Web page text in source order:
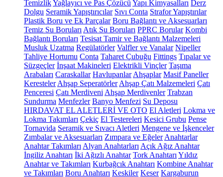
TemizlikYağlayıcı ve Pas Çözücü Yapı Kimyasalları Derz
Dolgu Seramik Yapıştırıcılar Sıvı Conta Strafor Yapıştırılar
Plastik Boru ve Ek Parçalar Boru Bağlantı ve Aksesuarları
Temiz Su Boruları Atık Su Boruları PPRC Borular Kombi
Bağlantı Boruları Tesisat Tamir ve Bağlantı Malzemeleri
Musluk Uzatma Regülatörler Valfler ve Vanalar Nipeller
Tahliye Hortumu Conta Taharet Çubuğu Fittings Tıpalar ve
Süzgeçler İnşaat Makineleri Elektrikli Vinçler Taşıma
Arabaları Caraskallar Havlupanlar Ahşaplar Masif Paneller
Keresteler Ahşap Seperatörler Ahşap Çatı Malzemeleri Çatı
Penceresi Çatı Merdiveni Ahşap Merdivenler Trabzan
Sundurma Menfezler Banyo Menfezi Su Deposu
HIRDAVAT EL ALETLERİ VE OTO El Aletleri Lokma ve
Lokma Takımları Çekiç El Testereleri Kesici Grubu Pense
Tornavida Seramik ve Sıvacı Aletleri Mengene ve İşkenceler
Zımbalar ve Aksesuarları Zımpara ve Eğeler Anahtarlar
Anahtar Takımları Alyan Anahtarları Açık Ağız Anahtar
İngiliz Anahtarı İki Ağızlı Anahtar Tork Anahtarı Yıldız
Anahtar ve Takımları Kurbağcık Anahtarı Kombine Anahtar
ve Takımları Boru Anahtarı Keskiler Keser Kargaburun